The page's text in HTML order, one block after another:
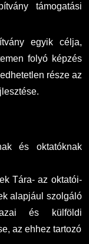
támogatási
egyik célja,
folyó képzés
része az
és oktatóknak
Tára- az oktatói-
alapjául szolgáló
és külföldi
az ehhez tartozó